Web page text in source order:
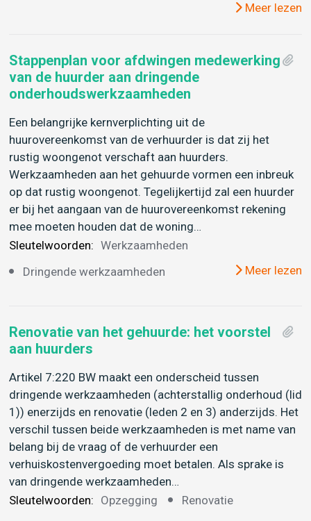
Meer lezen
Stappenplan voor afdwingen medewerking
van de huurder aan dringende
onderhoudswerkzaamheden
Een belangrijke kernverplichting uit de
huurovereenkomst van de verhuurder is dat zij het
rustig woongenot verschaft aan huurders.
Werkzaamheden aan het gehuurde vormen een inbreuk
op dat rustig woongenot. Tegelijkertijd zal een huurder
er bij het aangaan van de huurovereenkomst rekening
mee moeten houden dat de woning…
Sleutelwoorden: Werkzaamheden
Dringende werkzaamheden
Meer lezen
Renovatie van het gehuurde: het voorstel
aan huurders
Artikel 7:220 BW maakt een onderscheid tussen
dringende werkzaamheden (achterstallig onderhoud (lid
1)) enerzijds en renovatie (leden 2 en 3) anderzijds. Het
verschil tussen beide werkzaamheden is met name van
belang bij de vraag of de verhuurder een
verhuiskostenvergoeding moet betalen. Als sprake is
van dringende werkzaamheden…
Sleutelwoorden: Opzegging
Renovatie